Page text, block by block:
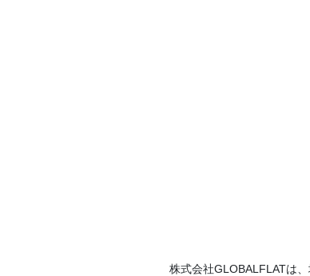
株式会社GLOBALFLATは